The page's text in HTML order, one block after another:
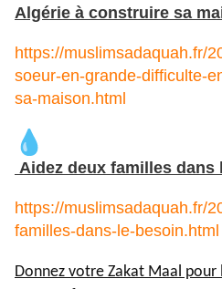
Algérie à construire sa
https://muslimsadaquah.fr/
soeur-en-grande-difficulte-
sa-maison.html
Aidez deux familles dans
https://muslimsadaquah.fr/
familles-dans-le-besoin.html
Donnez votre Zakat Maal pour